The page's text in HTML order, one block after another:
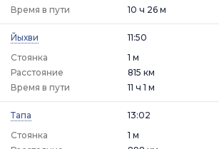
Время в пути
10 ч 26 м
Йыхви
11:50
Стоянка
1 м
Расстояние
815 км
Время в пути
11 ч 1 м
Тапа
13:02
Стоянка
1 м